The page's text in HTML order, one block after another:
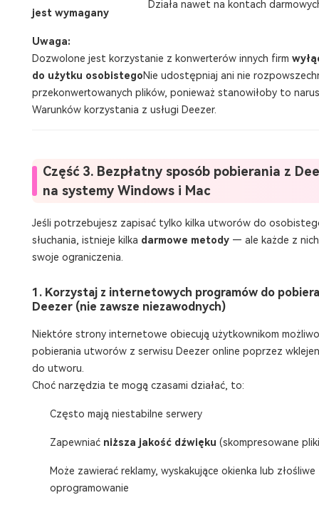
jest wymagany
Działa nawet na kontach
Uwaga:
Dozwolone jest korzystanie z konwerterów innych firm
do użytku osobistegoNie udostępniaj ani nie
przekonwertowanych plików, ponieważ stanowiłoby to
Warunków korzystania z usługi Deezer.
Część 3. Bezpłatny sposób pobierania z
na systemy Windows i Mac
Jeśli potrzebujesz zapisać tylko kilka utworów do
słuchania, istnieje kilka darmowe metody— ale każde z nich
swoje ograniczenia.
1. Korzystaj z internetowych programów do
Deezer (nie zawsze niezawodnych)
Niektóre strony internetowe obiecują użytkownikom
pobierania utworów z serwisu Deezer online poprzez
do utworu.
Choć narzędzia te mogą czasami działać, to:
Często mają niestabilne serwery
Zapewniać niższa jakość dźwięku (skompresowane
Może zawierać reklamy, wyskakujące okienka lub złośliwe
oprogramowanie